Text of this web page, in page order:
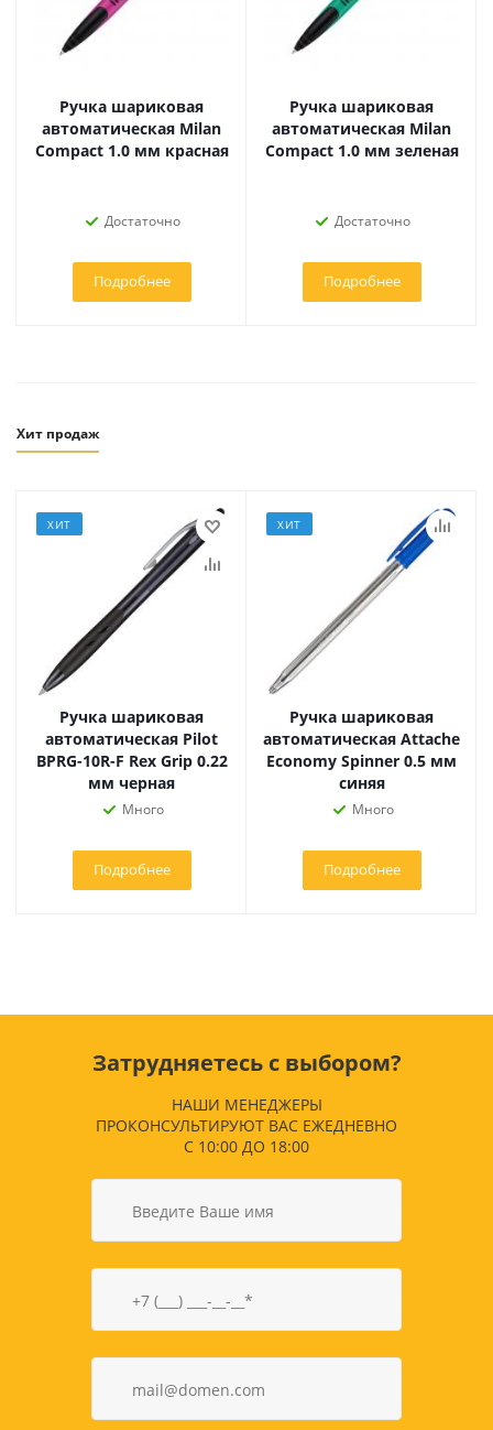
Ручка шариковая
автоматическая Milan
Compact 1.0 мм красная
Достаточно
Подробнее
Ручка шариковая
автоматическая Milan
Compact 1.0 мм зеленая
Достаточно
Подробнее
Хит продаж
ХИТ
Ручка шариковая
автоматическая Pilot
BPRG-10R-F Rex Grip 0.22
мм черная
Много
Подробнее
ХИТ
Ручка шариковая
автоматическая Attache
Economy Spinner 0.5 мм
синяя
Много
Подробнее
Затрудняетесь с выбором?
НАШИ МЕНЕДЖЕРЫ
ПРОКОНСУЛЬТИРУЮТ ВАС ЕЖЕДНЕВНО
С 10:00 ДО 18:00